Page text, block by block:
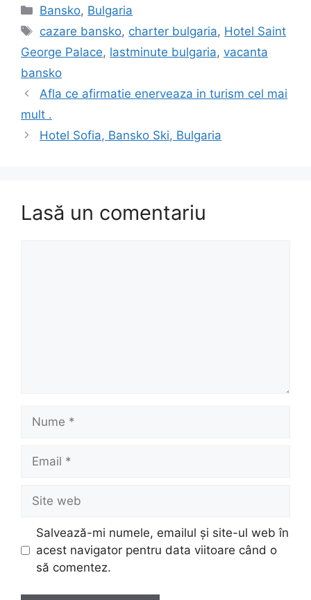
Categorii
Bansko, Bulgaria
Etichete
cazare bansko, charter bulgaria, Hotel Saint
George Palace, lastminute bulgaria, vacanta
bansko
Afla ce afirmatie enerveaza in turism cel mai
mult .
Hotel Sofia, Bansko Ski, Bulgaria
Lasă un comentariu
Nume
Email
Site
web
Salvează-mi numele, emailul și site-ul web în
acest navigator pentru data viitoare când o
să comentez.